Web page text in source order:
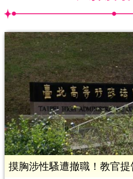
摸胸涉性騷遭撤職！教官